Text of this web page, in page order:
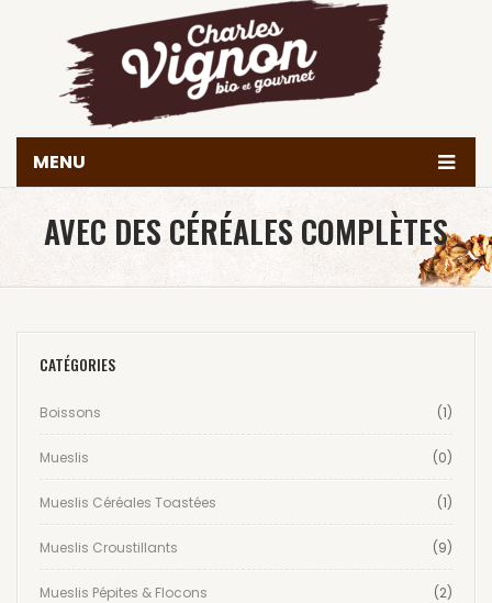
MENU
Contact
Achetez en ligne
AVEC DES CÉRÉALES COMPLÈTES
CATÉGORIES
Boissons (1)
Mueslis (0)
Mueslis Céréales Toastées (1)
Mueslis Croustillants (9)
Mueslis Pépites & Flocons (2)